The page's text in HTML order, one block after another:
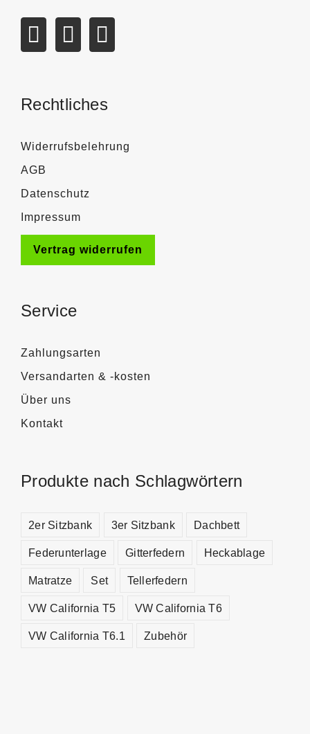
Rechtliches
Widerrufsbelehrung
AGB
Datenschutz
Impressum
Vertrag widerrufen
Service
Zahlungsarten
Versandarten & -kosten
Über uns
Kontakt
Produkte nach Schlagwörtern
2er Sitzbank 3er Sitzbank Dachbett
Federunterlage Gitterfedern Heckablage
Matratze Set Tellerfedern
VW California T5 VW California T6
VW California T6.1 Zubehör